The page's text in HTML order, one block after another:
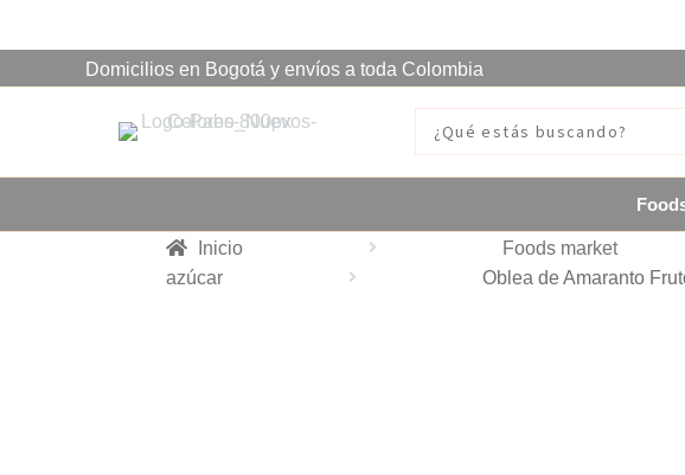
Domicilios en Bogotá y envíos a toda Colombia
Inicio Foods market
azúcar
Oblea de Amaranto